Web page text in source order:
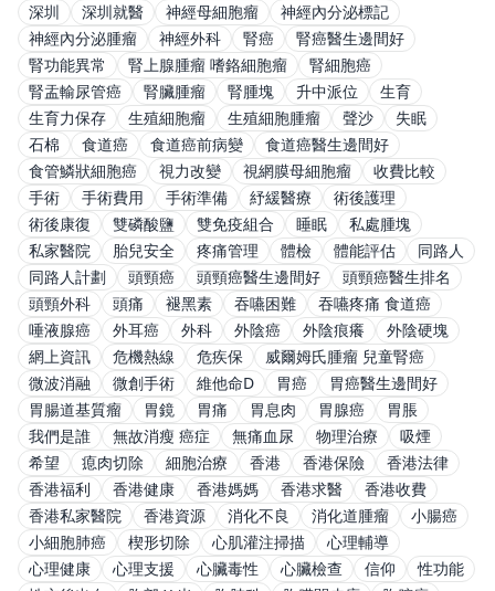
深圳
深圳就醫 神經母細胞瘤
神經內分泌標記
神經內分泌腫瘤
神經外科 腎癌
腎癌醫生邊間好
腎功能異常
腎上腺腫瘤 嗜鉻細胞瘤
腎細胞癌
腎盂輸尿管癌
腎臟腫瘤 腎腫塊 升中派位
生育
生育力保存
生殖細胞瘤 生殖細胞腫瘤 聲沙
失眠
石棉
食道癌 食道癌前病變
食道癌醫生邊間好
食管鱗狀細胞癌
視力改變 視網膜母細胞瘤
收費比較
手術
手術費用 手術準備 紓緩醫療
術後護理
術後康復
雙磷酸鹽 雙免疫組合 睡眠
私處腫塊
私家醫院
胎兒安全 疼痛管理 體檢 體能評估
同路人
同路人計劃
頭頸癌 頭頸癌醫生邊間好
頭頸癌醫生排名
頭頸外科
頭痛 褪黑素 吞嚥困難
吞嚥疼痛 食道癌
唾液腺癌
外耳癌 外科 外陰癌 外陰痕癢
外陰硬塊
網上資訊
危機熱線 危疾保
威爾姆氏腫瘤 兒童腎癌
微波消融
微創手術 維他命D 胃癌
胃癌醫生邊間好
胃腸道基質瘤
胃鏡 胃痛 胃息肉 胃腺癌
胃脹
我們是誰
無故消瘦 癌症 無痛血尿 物理治療
吸煙
希望
瘜肉切除 細胞治療 香港 香港保險
香港法律
香港福利
香港健康 香港媽媽 香港求醫
香港收費
香港私家醫院
香港資源 消化不良 消化道腫瘤
小腸癌
小細胞肺癌
楔形切除 心肌灌注掃描
心理輔導
心理健康
心理支援 心臟毒性 心臟檢查 信仰
性功能